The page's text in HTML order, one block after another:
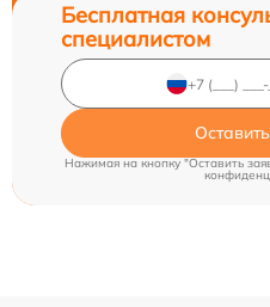
Бесплатная
специалистом
Нажимая на кнопку "Оставить